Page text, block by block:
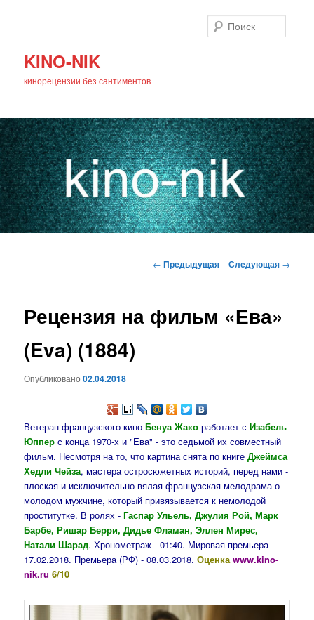
KINO-NIK
кинорецензии без сантиментов
основному
Навигация
← Предыдущая Следующая →
Рецензия на фильм «Ева»
(Eva) (1884)
Опубликовано02.04.2018
Ветеран французского киноБенуа Жако работает с Изабель
Юппер с конца 1970-х и "Ева" - это седьмой их совместный
фильм. Несмотря на то, что картина снята по книгеДжеймса
Хедли Чейза, мастера остросюжетных историй, перед нами -
плоская и исключительно вялая французская мелодрама о
молодом мужчине, который привязывается к немолодой
проститутке. В ролях - Гаспар Ульель, Джулия Рой, Марк
Барбе, Ришар Берри, Дидье Фламан, Эллен Мирес,
Натали Шарад. Хронометраж - 01:40. Мировая премьера -
17.02.2018. Премьера (РФ) - 08.03.2018. Оценкаwww.kino-
nik.ru 6/10